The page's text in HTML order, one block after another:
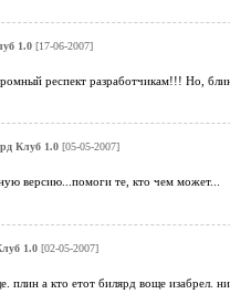
1.0[17-06-2007]
респект разработчикам!!! Но,
Клуб 1.0[05-05-2007]
версию...помоги те, кто чем может...
1.0[02-05-2007]
плин а кто етот билярд воще изабрел.